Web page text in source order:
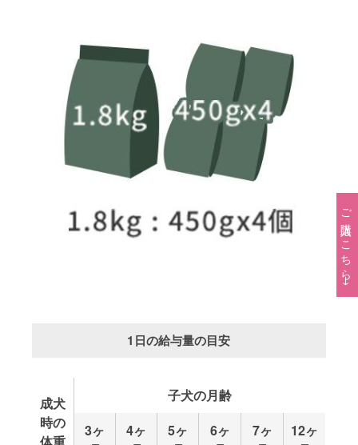
ご購入はこちら→
1日の給与量の目安
成犬
時の
子犬の月齢
3ヶ
4ヶ
5ヶ
6ヶ
7ヶ
12ヶ